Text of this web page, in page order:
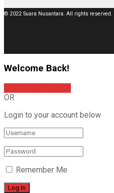
© 2022 Suara Nusantara. All rights reserved.
Welcome Back!
OR
Login to your account below
Remember Me